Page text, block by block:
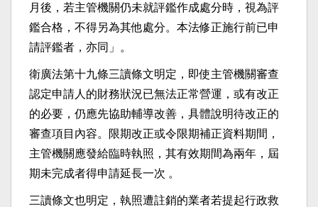
月後，若主管機關仍未就評鑑作成處分時，視為評
鑑合格，不得另為其他處分。本法修正施行前已申
請評鑑者，亦同」。
衛廣法第十九條三讀條文明定，即使主管機關審查
認定申請人的財務狀況已無法正常營運，或有改正
的必要，仍應先協助輔導改善，具體說明待改正的
審查項目內容。限期改正或令限期補正資料期間，
主管機關應發給臨時執照，其有效期間為兩年，屆
期未完成者得申請延長一次 。
三讀條文也明定，執照遭註銷的業者若提起行政救